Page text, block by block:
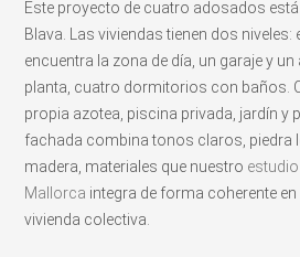
Este proyecto de cuatro adosados
Blava. Las viviendas tienen dos niveles:
encuentra la zona de día, un garaje y
planta, cuatro dormitorios con baños.
propia azotea, piscina privada, jardín y
fachada combina tonos claros, piedra
madera, materiales que nuestro
Mallorca integra de forma coherente
vivienda colectiva.